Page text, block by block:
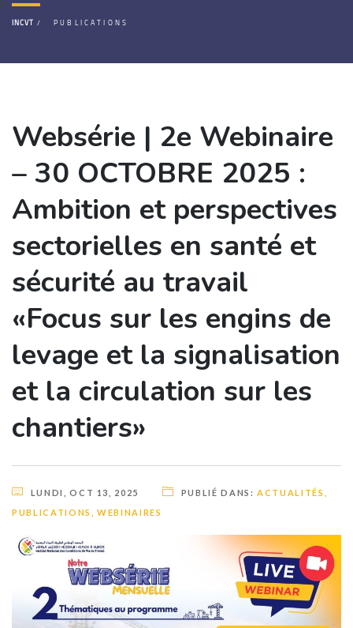
INCVT PUBLICATIONS
Websérie | 2e Webinaire
– 30 OCTOBRE 2025 :
Ambition et perspectives
sectorielles en santé et
sécurité au travail
«Focus sur les engins de
levage et la signalisation
et la circulation sur les
chantiers»
LUNDI, OCT 13, 2025 PUBLIÉ DANS:ACTUALITÉS
PUBLICATIONS
,WEBINAIRES